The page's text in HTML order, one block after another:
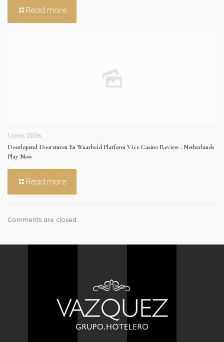
Read more
1 junio, 2026
Doorlopend Doorsturen En Waarheid Platform Vice Casino Review . Netherlands
Play Now
Read more
Comments are closed.